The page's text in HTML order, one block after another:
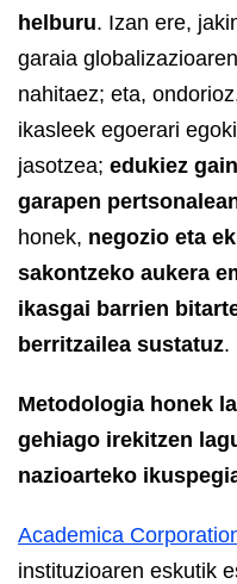
helburu. Izan ere,
garaia
nahitaez; eta,
ikasleek egoerari
jasotzea; edukiez
garapen
honek, negozio eta
sakontzeko aukera
ikasgai barrien
berritzailea sustatuz.
Metodologia honek
gehiago irekitzen
nazioarteko
Academica
instituzioaren eskutik